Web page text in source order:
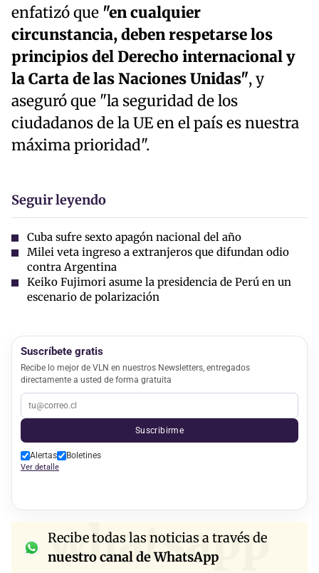
enfatizó que "en cualquier
circunstancia, deben respetarse los
principios del Derecho internacional y
la Carta de las Naciones Unidas", y
aseguró que "la seguridad de los
ciudadanos de la UE en el país es nuestra
máxima prioridad".
Seguir leyendo
Cuba sufre sexto apagón nacional del año
Milei veta ingreso a extranjeros que difundan odio
contra Argentina
Keiko Fujimori asume la presidencia de Perú en un
escenario de polarización
Suscríbete gratis
Recibe lo mejor de VLN en nuestros Newsletters, entregados
directamente a usted de forma gratuita
Suscribirme
Alertas Boletines
Ver detalle
whatsapp
Recibe todas las noticias a través de
nuestro canal de WhatsApp